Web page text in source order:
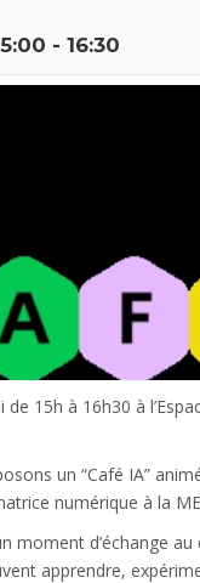
- 16:30
15h à 16h30 à
un “Café IA”
numérique à la
moment d’échange au
apprendre,